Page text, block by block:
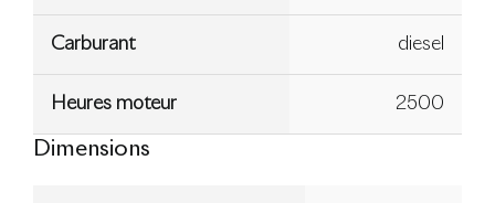
Carburant diesel
Heures moteur 2500
Dimensions